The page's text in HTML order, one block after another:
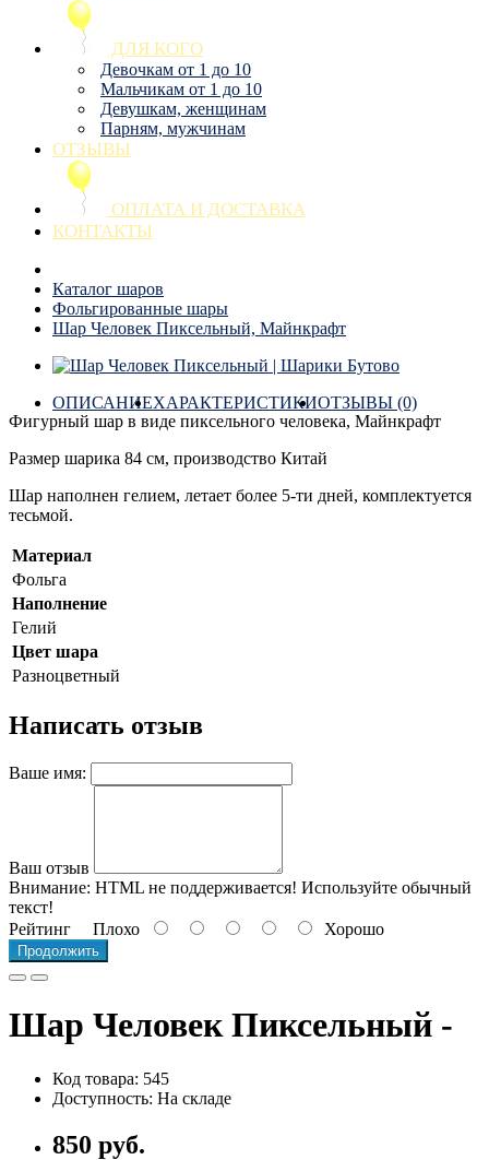
ДЛЯ КОГО
Девочкам от 1 до 10
Мальчикам от 1 до 10
Девушкам, женщинам
Парням, мужчинам
ОТЗЫВЫ
ОПЛАТА И ДОСТАВКА
КОНТАКТЫ
Каталог шаров
Фольгированные шары
Шар Человек Пиксельный, Майнкрафт
ОПИСАНИЕХАРАКТЕРИСТИКИОТЗЫВЫ (0)
Фигурный шар в виде пиксельного человека, Майнкрафт
Размер шарика 84 см, производство Китай
Шар наполнен гелием, летает более 5-ти дней, комплектуется
тесьмой.
Материал
Фольга
Наполнение
Гелий
Цвет шара
Разноцветный
Написать отзыв
Ваше имя:
Ваш отзыв
Внимание: HTML не поддерживается! Используйте обычный
текст!
Рейтинг Плохо Хорошо
Продолжить
Шар Человек Пиксельный -
Код товара: 545
Доступность: На складе
850 руб.